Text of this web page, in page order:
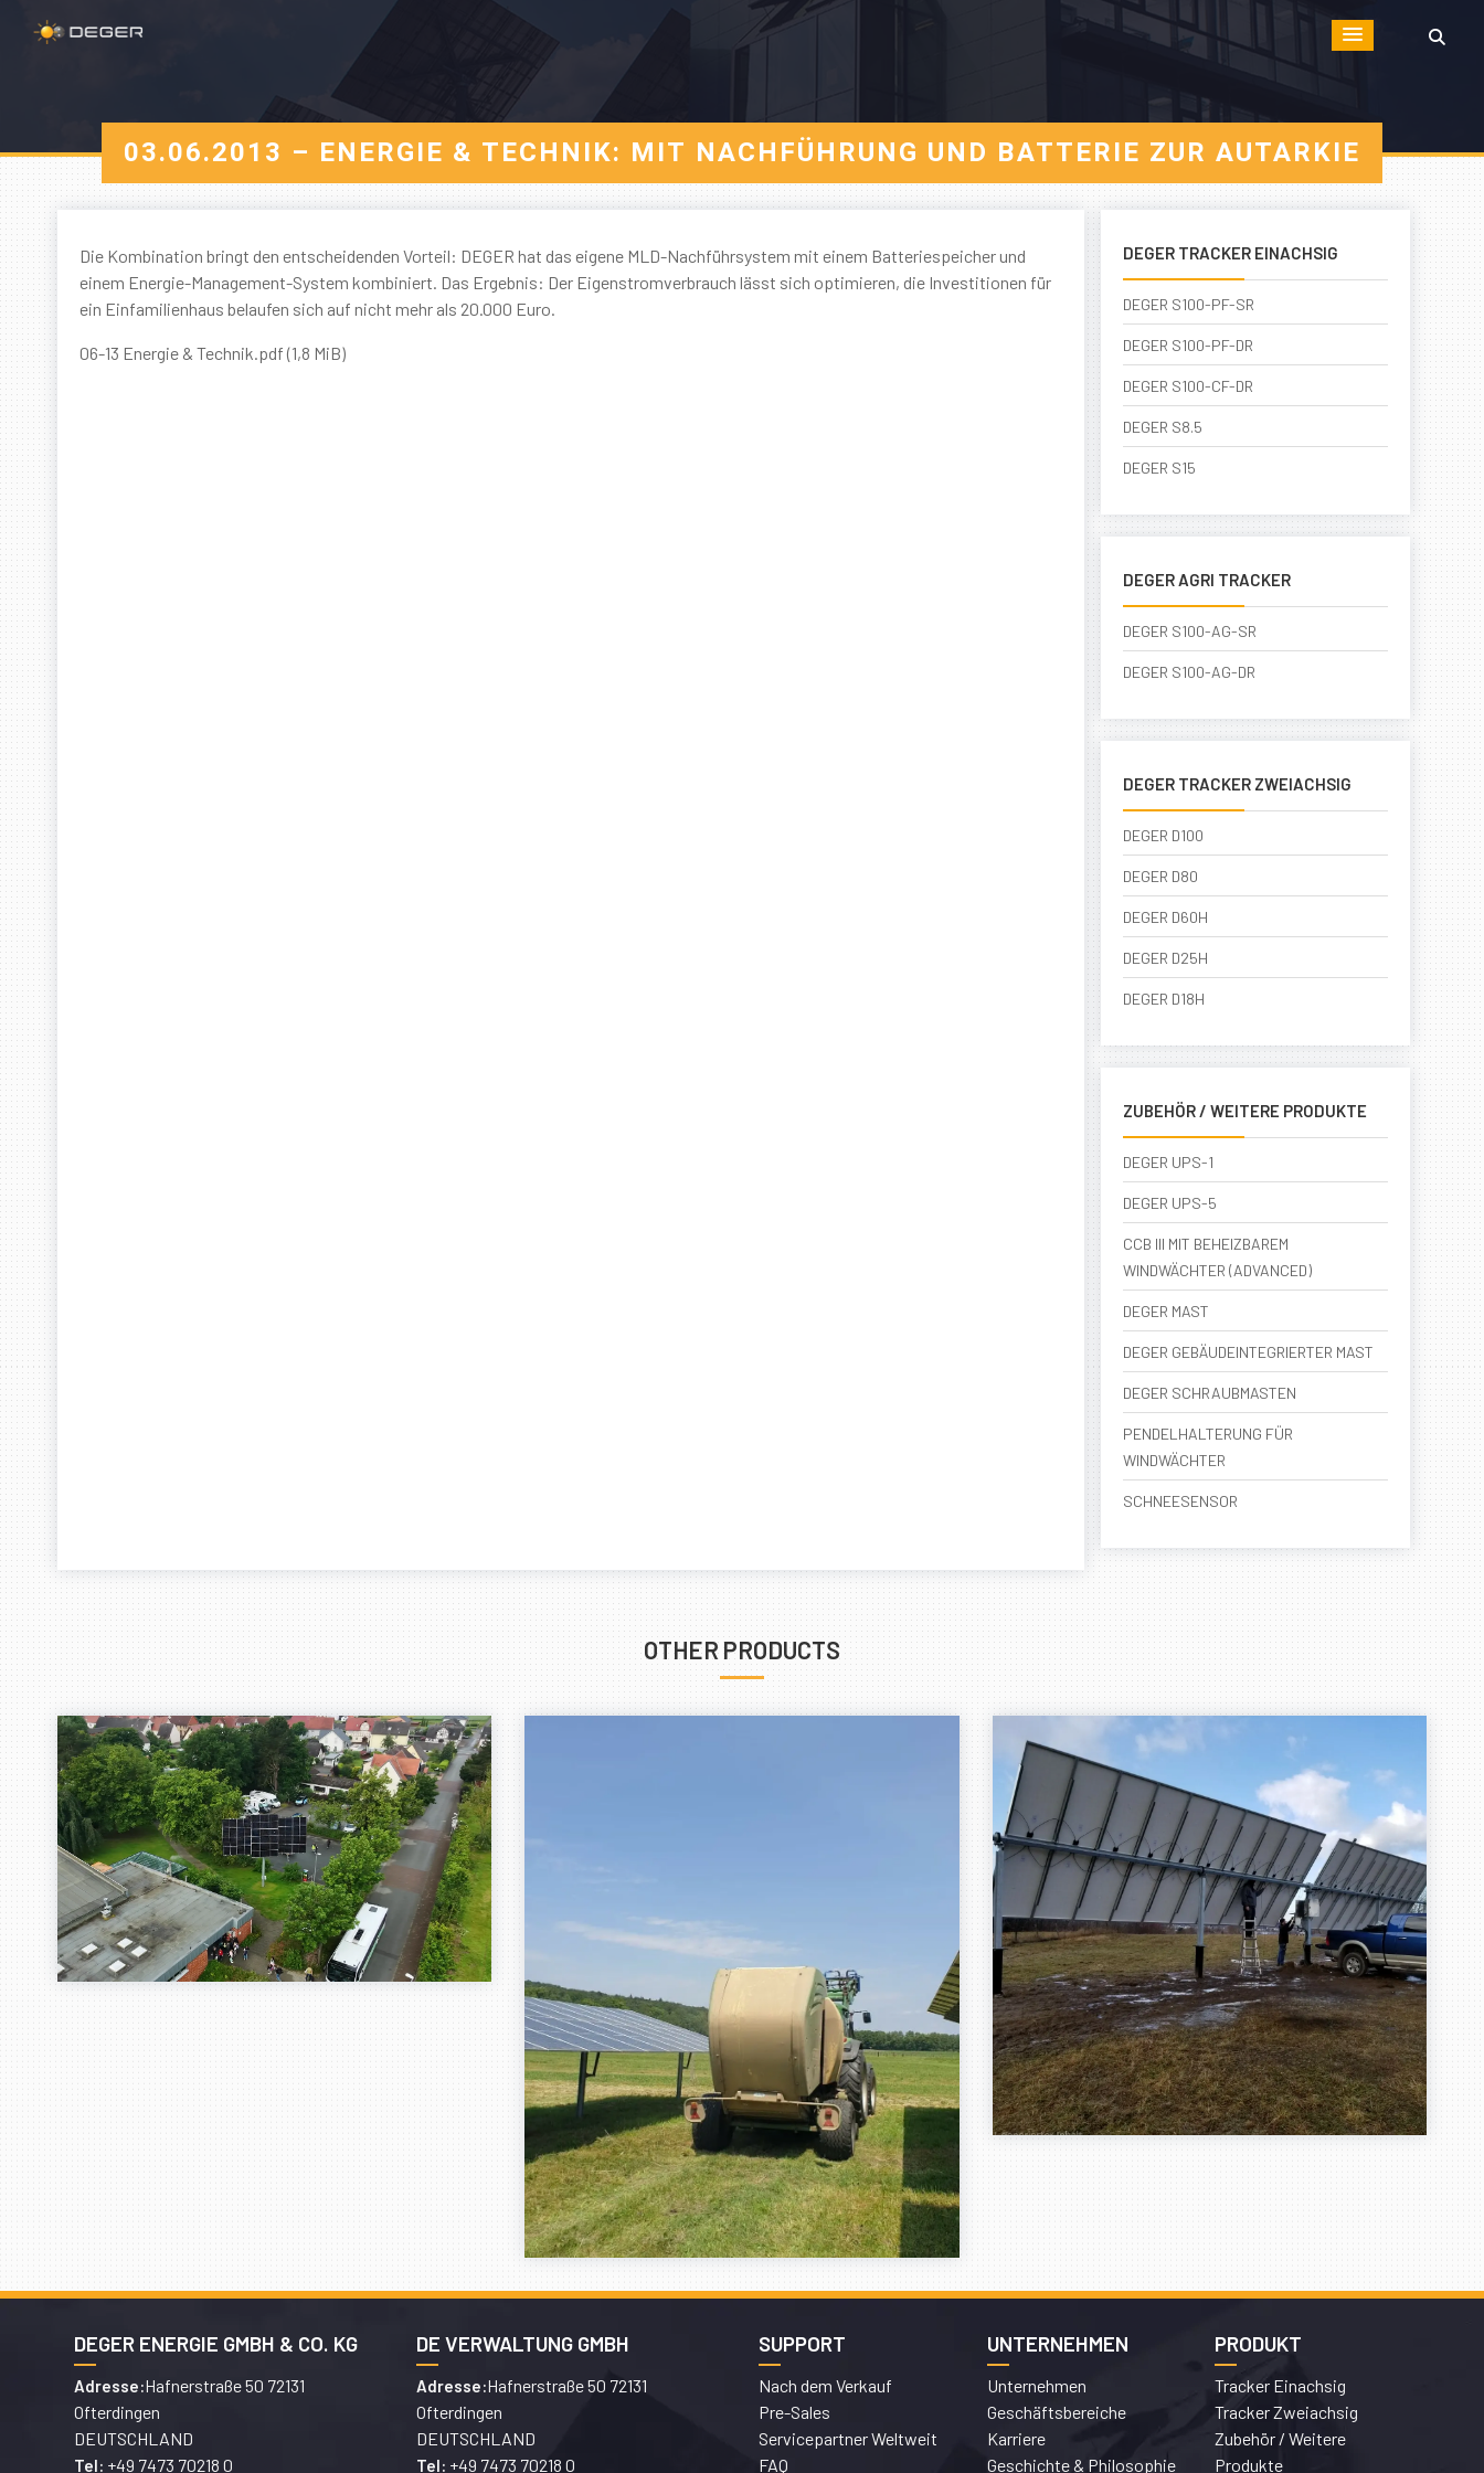
03.06.2013 – ENERGIE & TECHNIK: MIT NACHFÜHRUNG UND BATTERIE ZUR AUTARKIE
Die Kombination bringt den entscheidenden Vorteil: DEGER hat das eigene MLD-Nachführsystem mit einem Batteriespeicher und
einem Energie-Management-System kombiniert. Das Ergebnis: Der Eigenstromverbrauch lässt sich optimieren, die Investitionen für
ein Einfamilienhaus belaufen sich auf nicht mehr als 20.000 Euro.
06-13 Energie & Technik.pdf (1,8 MiB)
DEGER TRACKER EINACHSIG
DEGER S100-PF-SR
DEGER S100-PF-DR
DEGER S100-CF-DR
DEGER S8.5
DEGER S15
DEGER AGRI TRACKER
DEGER S100-AG-SR
DEGER S100-AG-DR
DEGER TRACKER ZWEIACHSIG
DEGER D100
DEGER D80
DEGER D60H
DEGER D25H
DEGER D18H
ZUBEHÖR / WEITERE PRODUKTE
DEGER UPS-1
DEGER UPS-5
CCB III MIT BEHEIZBAREM
WINDWÄCHTER (ADVANCED)
DEGER MAST
DEGER GEBÄUDEINTEGRIERTER MAST
DEGER SCHRAUBMASTEN
PENDELHALTERUNG FÜR
WINDWÄCHTER
SCHNEESENSOR
OTHER PRODUCTS
DEGER ENERGIE GMBH & CO. KG
Adresse:Hafnerstraße 50 72131
Ofterdingen
DEUTSCHLAND
Tel: +49 7473 70218 0
DE VERWALTUNG GMBH
Adresse:Hafnerstraße 50 72131
Ofterdingen
DEUTSCHLAND
Tel: +49 7473 70218 0
SUPPORT
Nach dem Verkauf
Pre-Sales
Servicepartner Weltweit
FAQ
UNTERNEHMEN
Unternehmen
Geschäftsbereiche
Karriere
Geschichte & Philosophie
PRODUKT
Tracker Einachsig
Tracker Zweiachsig
Zubehör / Weitere
Produkte